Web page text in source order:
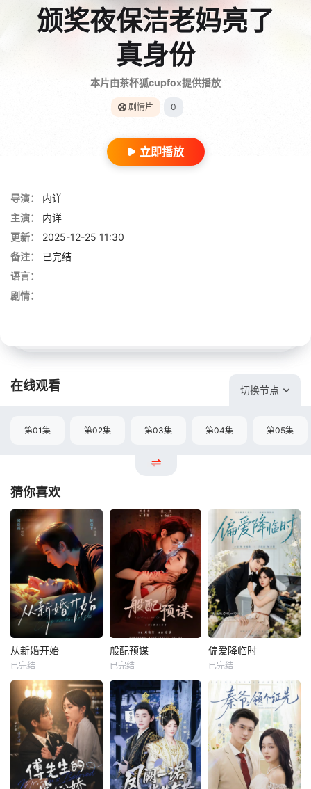
颁奖夜保洁老妈亮了
真身份
本片由茶杯狐cupfox提供播放
剧情片 0
立即播放
导演：
内详
主演：
内详
更新：
2025-12-25 11:30
备注：
已完结
语言：
剧情：
在线观看 切换节点
第01集 第02集 第03集 第04集 第05集
猜你喜欢
从新婚开始
已完结
般配预谋
已完结
偏爱降临时
已完结